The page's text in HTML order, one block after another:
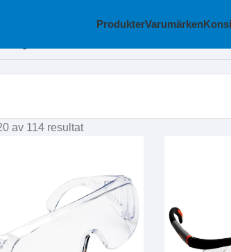
ProdukterVarumärken
av 114 resultat